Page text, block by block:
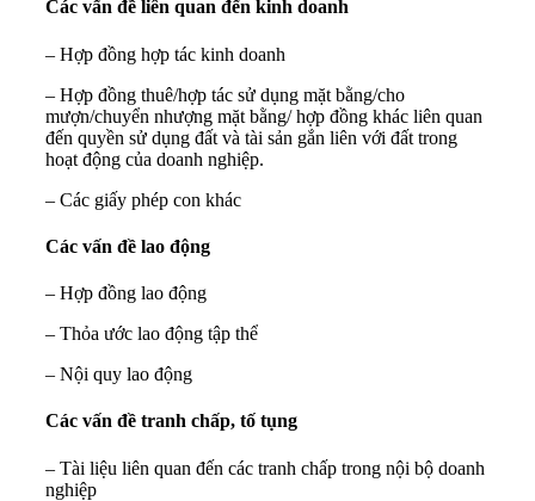
Các vấn đề liên quan đến kinh doanh
– Hợp đồng hợp tác kinh doanh
– Hợp đồng thuê/hợp tác sử dụng mặt bằng/cho
mượn/chuyển nhượng mặt bằng/ hợp đồng khác liên quan
đến quyền sử dụng đất và tài sản gắn liên với đất trong
hoạt động của doanh nghiệp.
– Các giấy phép con khác
Các vấn đề lao động
– Hợp đồng lao động
– Thỏa ước lao động tập thể
– Nội quy lao động
Các vấn đề tranh chấp, tố tụng
– Tài liệu liên quan đến các tranh chấp trong nội bộ doanh
nghiệp